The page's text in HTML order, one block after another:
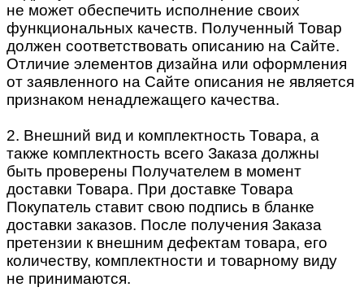
не может обеспечить исполнение своих
функциональных качеств. Полученный Товар
должен соответствовать описанию на Сайте.
Отличие элементов дизайна или оформления
от заявленного на Сайте описания не является
признаком ненадлежащего качества.
2. Внешний вид и комплектность Товара, а
также комплектность всего Заказа должны
быть проверены Получателем в момент
доставки Товара. При доставке Товара
Покупатель ставит свою подпись в бланке
доставки заказов. После получения Заказа
претензии к внешним дефектам товара, его
количеству, комплектности и товарному виду
не принимаются.